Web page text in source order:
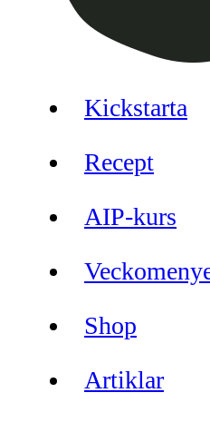
Kickstarta
Recept
AIP-kurs
Shop
Artiklar